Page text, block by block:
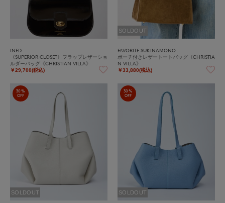
INED
《SUPERIOR CLOSET》フラップレザーショ
ルダーバッグ《CHRISTIAN VILLA》
￥29,700(税込)
SOLDOUT
FAVORITE SUKINAMONO
ポーチ付きレザートートバッグ《CHRISTIA
N VILLA》
￥33,880(税込)
30%
OFF
SOLDOUT
30%
OFF
SOLDOUT